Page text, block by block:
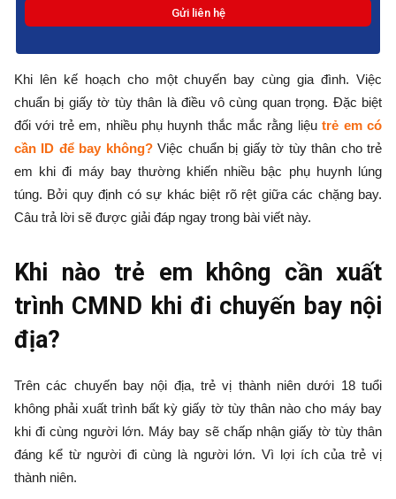
Khi lên kế hoạch cho một chuyến bay cùng gia đình. Việc
chuẩn bị giấy tờ tùy thân là điều vô cùng quan trọng. Đặc biệt
đối với trẻ em, nhiều phụ huynh thắc mắc rằng liệutrẻ em có
cần ID để bay không?Việc chuẩn bị giấy tờ tùy thân cho trẻ
em khi đi máy bay thường khiến nhiều bậc phụ huynh lúng
túng. Bởi quy định có sự khác biệt rõ rệt giữa các chặng bay.
Câu trả lời sẽ được giải đáp ngay trong bài viết này.
Khi nào trẻ em không cần xuất
trình CMND khi đi chuyến bay nội
địa?
Trên các chuyến bay nội địa, trẻ vị thành niên dưới 18 tuổi
không phải xuất trình bất kỳ giấy tờ tùy thân nào cho máy bay
khi đi cùng người lớn. Máy bay sẽ chấp nhận giấy tờ tùy thân
đáng kể từ người đi cùng là người lớn. Vì lợi ích của trẻ vị
thành niên.